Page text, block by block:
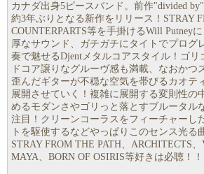
カナダ出身5ピースバンド。前作"divided
約3年ぶりとなる新作をリリース！STRAY
COUNTERPARTS等を手掛けるWill Putney
厚なサウンド、ガチガチにタイトでプログ
奏で魅せるDjentメタルコアスタイル！ゴ
ドコア譲りなグルーヴ感も満載、なおかつ
歪んだギターが不穏な空気を帯びるカオテ
展開させていく！複雑に展開する変則性の
めるモダンさやゴリっと落とすブルータル
注目！クリーンコーラスをフィーチャーし
トを駆使するなどやっぱりこのセンス光る
STRAY FROM THE PATH、ARCHITECTS
MAYA、BORN OF OSIRIS等好きは必聴！！